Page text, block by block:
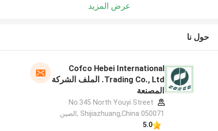
عرض المزيد
حول نا
Cofco Hebei International
Trading Co., Ltd. الملف الشركة
المصنعة
No.345 North Youyi Street
Shijiazhuang,China 050071 ,الصين
5.0